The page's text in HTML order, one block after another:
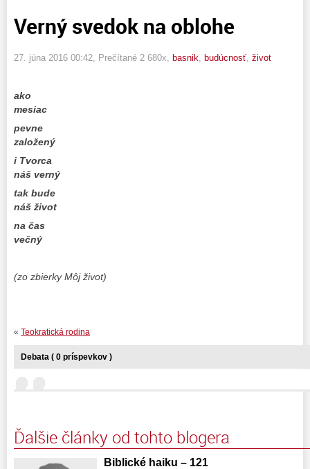
Verný svedok na oblohe
27. júna 2016 00:42 , Prečítané 2 680x, basnik budúcnosť život
ako
mesiac
pevne
založený
i Tvorca
náš verný
tak bude
náš život
na čas
večný
(zo zbierky Môj život)
« Teokratická rodina
Debata ( 0 príspevkov )
Ďalšie články od tohto blogera
Biblické haiku – 121